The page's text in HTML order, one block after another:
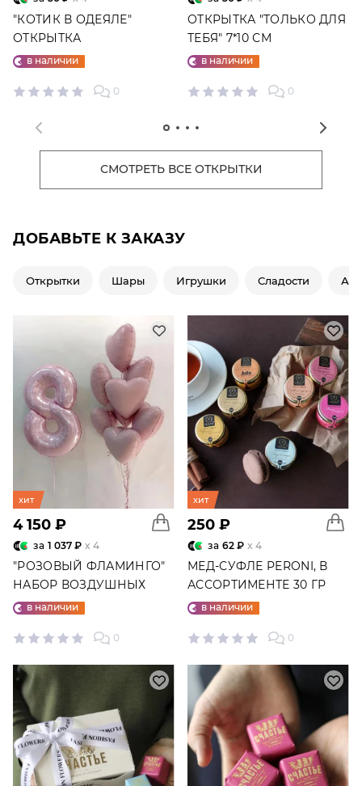
"КОТИК В ОДЕЯЛЕ"
ОТКРЫТКА
в наличии
0
ОТКРЫТКА "ТОЛЬКО ДЛЯ
ТЕБЯ" 7*10 СМ
в наличии
0
СМОТРЕТЬ ВСЕ ОТКРЫТКИ
ДОБАВЬТЕ К ЗАКАЗУ
Открытки Шары Игрушки Сладости
хит
4 150 ₽
за 1 037 ₽ x 4
"РОЗОВЫЙ ФЛАМИНГО"
НАБОР ВОЗДУШНЫХ
ШАРОВ №25
в наличии
0
хит
250 ₽
за 62 ₽ x 4
МЕД-СУФЛЕ PERONI, В
АССОРТИМЕНТЕ 30 ГР
в наличии
0